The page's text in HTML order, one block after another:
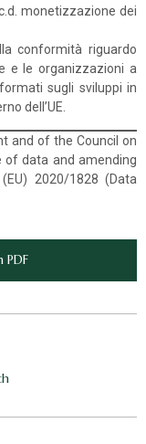
monetizzazione dei
conformità riguardo
e le organizzazioni a
sugli sviluppi in
dell’UE.
and of the Council on
of data and amending
2020/1828 (Data
PDF